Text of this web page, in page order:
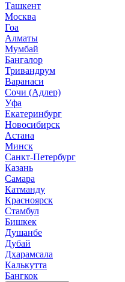
Ташкент
Москва
Гоа
Алматы
Мумбай
Бангалор
Тривандрум
Варанаси
Сочи (Адлер)
Уфа
Екатеринбург
Новосибирск
Астана
Минск
Санкт-Петербург
Казань
Самара
Катманду
Красноярск
Стамбул
Бишкек
Душанбе
Дубай
Дхарамсала
Калькутта
Бангкок